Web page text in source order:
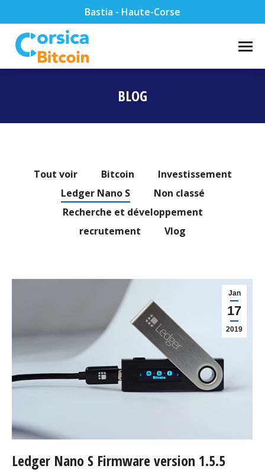
Bastia - Haute-Corse
BLOG
Tout voir Bitcoin
Investissement
Ledger Nano S
Non classé
Recherche et développement
recrutement
Vlog
Jan
17
2019
Ledger Nano S Firmware version 1.5.5